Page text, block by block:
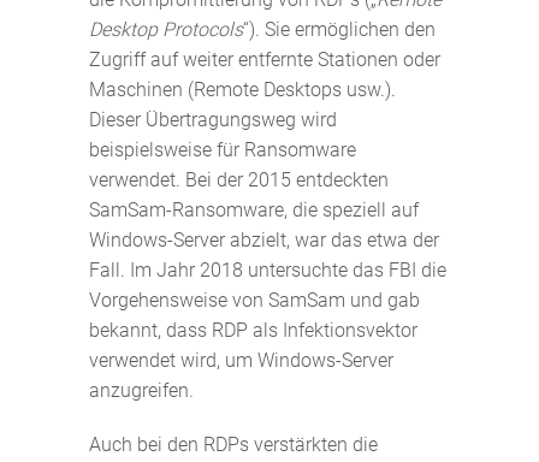
Desktop Protocols“). Sie ermöglichen den
Zugriff auf weiter entfernte Stationen oder
Maschinen (Remote Desktops usw.).
Dieser Übertragungsweg wird
beispielsweise für Ransomware
verwendet. Bei der 2015 entdeckten
SamSam-Ransomware, die speziell auf
Windows-Server abzielt, war das etwa der
Fall. Im Jahr 2018 untersuchte das FBI die
Vorgehensweise von SamSam und gab
bekannt, dass RDP als Infektionsvektor
verwendet wird, um Windows-Server
anzugreifen.
Auch bei den RDPs verstärkten die